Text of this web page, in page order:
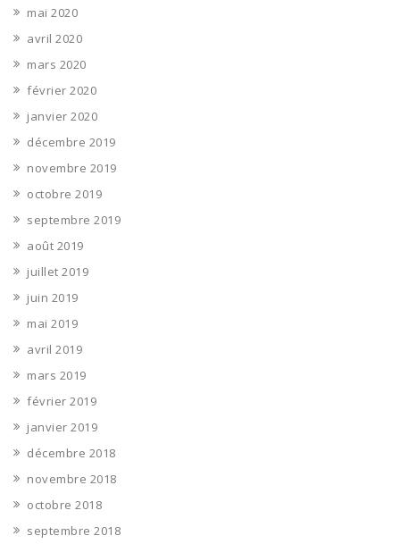
mai 2020
avril 2020
mars 2020
février 2020
janvier 2020
décembre 2019
novembre 2019
octobre 2019
septembre 2019
août 2019
juillet 2019
juin 2019
mai 2019
avril 2019
mars 2019
février 2019
janvier 2019
décembre 2018
novembre 2018
octobre 2018
septembre 2018